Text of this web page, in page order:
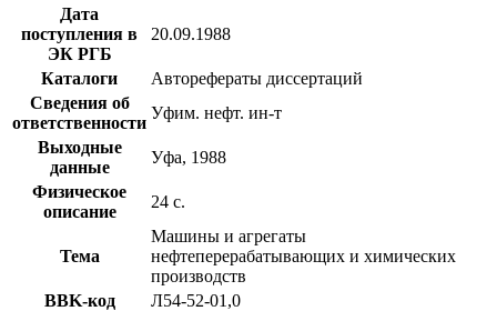
Дата
поступления в
ЭК РГБ
20.09.1988
Каталоги
Авторефераты диссертаций
Сведения об
ответственности
Уфим. нефт. ин-т
Выходные
данные
Уфа, 1988
Физическое
описание
24 с.
Тема
Машины и агрегаты
нефтеперерабатывающих и химических
производств
BBK-код
Л54-52-01,0